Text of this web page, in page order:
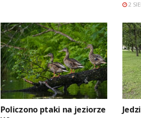
2
Policzono ptaki na jeziorze